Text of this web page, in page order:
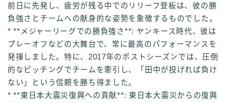
前日に先発し、疲労が残る中でのリリーフ登板は、彼の勝
負強さとチームへの献身的な姿勢を象徴するものでした。
* **メジャーリーグでの勝負強さ**: ヤンキース時代、彼は
プレーオフなどの大舞台で、常に最高のパフォーマンスを
発揮しました。特に、2017年のポストシーズンでは、圧倒
的なピッチングでチームを牽引し、「田中が投げれば負け
ない」という信頼を勝ち得ました。
* **東日本大震災復興への貢献**: 東日本大震災からの復興